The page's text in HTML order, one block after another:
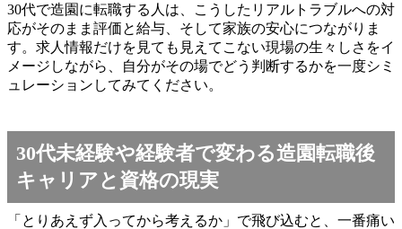
30代で造園に転職する人は、こうしたリアルトラブルへの対
応がそのまま評価と給与、そして家族の安心につながりま
す。求人情報だけを見ても見えてこない現場の生々しさをイ
メージしながら、自分がその場でどう判断するかを一度シミ
ュレーションしてみてください。
30代未経験や経験者で変わる造園転職後
キャリアと資格の現実
「とりあえず入ってから考えるか」で飛び込むと、一番痛い